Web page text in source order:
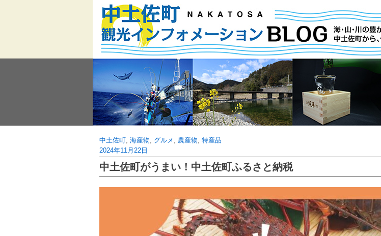
中土佐町, 海産物, グルメ , 農産物, 特産品
2024年11月22日
中土佐町がうまい！中土佐町ふるさと納税